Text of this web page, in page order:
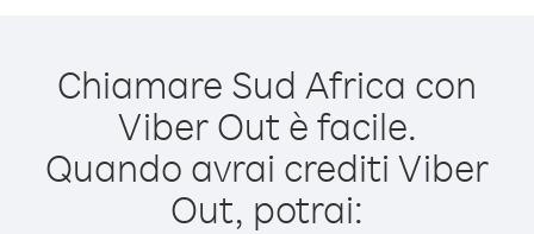
Chiamare Sud Africa con
Viber Out è facile.
Quando avrai crediti Viber
Out, potrai: